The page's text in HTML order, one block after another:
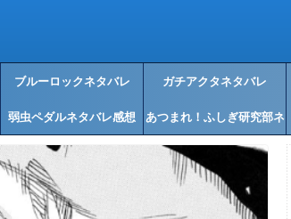
ブルーロックネタバレ ガチアクタネタバレ
弱虫ペダルネタバレ感想 あつまれ！ふしぎ研究部ネ
タバレ感想